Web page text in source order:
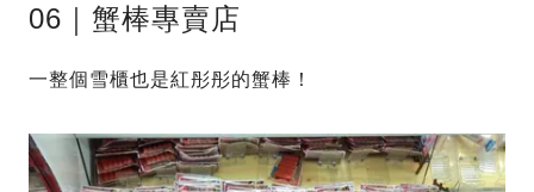
06｜蟹棒專賣店
一整個雪櫃也是紅彤彤的蟹棒！